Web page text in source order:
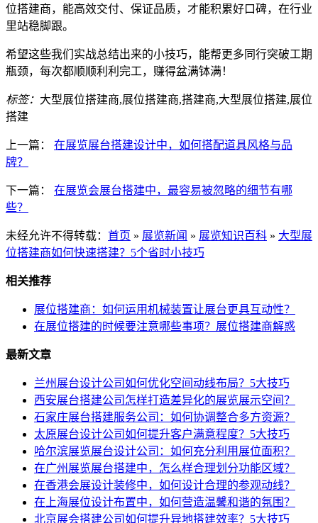
位搭建商，能高效交付、保证品质，才能积累好口碑，在行业
里站稳脚跟。
希望这些我们实战总结出来的小技巧，能帮更多同行突破工期
瓶颈，每次都顺顺利利完工，赚得盆满钵满！
标签： 大型展位搭建商,展位搭建商,搭建商,大型展位搭建,展位
搭建
上一篇： 在展览展台搭建设计中，如何搭配道具风格与品
牌？
下一篇： 在展览会展台搭建中，最容易被忽略的细节有哪
些？
未经允许不得转载： 首页 » 展览新闻 » 展览知识百科 » 大型展
位搭建商如何快速搭建？5个省时小技巧
相关推荐
展位搭建商：如何运用机械装置让展台更具互动性？
在展位搭建的时候要注意哪些事项？展位搭建商解惑
最新文章
兰州展台设计公司如何优化空间动线布局？5大技巧
西安展台搭建公司怎样打造差异化的展览展示空间？
石家庄展台搭建服务公司：如何协调整合多方资源？
太原展台设计公司如何提升客户满意程度？5大技巧
哈尔滨展览展台设计公司：如何充分利用展位面积？
在广州展览展台搭建中，怎么样合理划分功能区域？
在香港会展设计装修中，如何设计合理的参观动线？
在上海展位设计布置中，如何营造温馨和谐的氛围？
北京展会搭建公司如何提升异地搭建效率？5大技巧